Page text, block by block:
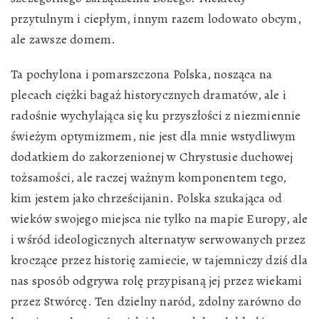
przytulnym i ciepłym, innym razem lodowato obcym,
ale zawsze domem.
Ta pochylona i pomarszczona Polska, nosząca na
plecach ciężki bagaż historycznych dramatów, ale i
radośnie wychylająca się ku przyszłości z niezmiennie
świeżym optymizmem, nie jest dla mnie wstydliwym
dodatkiem do zakorzenionej w Chrystusie duchowej
tożsamości, ale raczej ważnym komponentem tego,
kim jestem jako chrześcijanin. Polska szukająca od
wieków swojego miejsca nie tylko na mapie Europy, ale
i wśród ideologicznych alternatyw serwowanych przez
kroczące przez historię zamiecie, w tajemniczy dziś dla
nas sposób odgrywa rolę przypisaną jej przez wiekami
przez Stwórcę. Ten dzielny naród, zdolny zarówno do